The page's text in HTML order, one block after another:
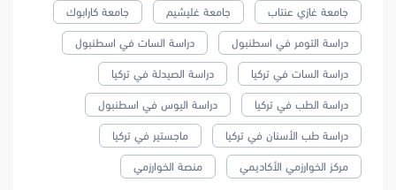
جامعة غازي عنتاب جامعة غليشيم جامعة كارابوك
دراسة التومر في اسطنبول دراسة السات في اسطنبول
دراسة السات في تركيا دراسة الصيدلة في تركيا
دراسة الطب في تركيا دراسة اليوس في اسطنبول
دراسة طب الأسنان في تركيا ماجستير في تركيا
مركز الخوارزمي الأكاديمي منصة الخوارزمي